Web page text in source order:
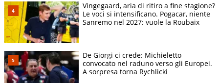
Vingegaard, aria di ritiro a fine stagione?
Le voci si intensificano. Pogacar, niente
Sanremo nel 2027: vuole la Roubaix
De Giorgi ci crede: Michieletto
convocato nel raduno verso gli Europei.
A sorpresa torna Rychlicki